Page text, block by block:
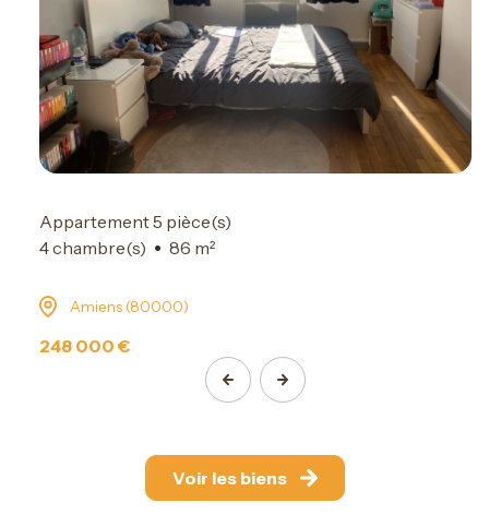
Appartement 5 pièce(s)
4 chambre(s)
86 m²
Amiens (80000)
248 000 €
Voir les biens